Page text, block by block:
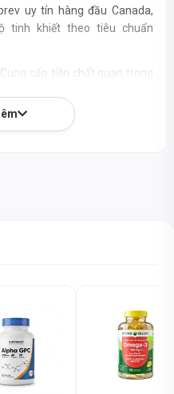
uy tín hàng đầu Canada,
tinh khiết theo tiêu chuẩn
Cung cấp tiền chất quan trọng
đẩy giấc ngủ sâu hơn, dễ
100mg 5-HTP tinh khiết,
nghị, dễ dàng tích hợp